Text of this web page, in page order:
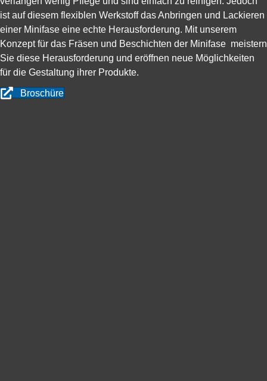
ist auf diesem flexiblen Werkstoff das Anbringen und Lackieren
einer Minifase eine echte Herausforderung. Mit unserem
Konzept für das Fräsen und Beschichten der Minifase meistern
Sie diese Herausforderung und eröffnen neue Möglichkeiten
für die Gestaltung ihrer Produkte.
Broschüre